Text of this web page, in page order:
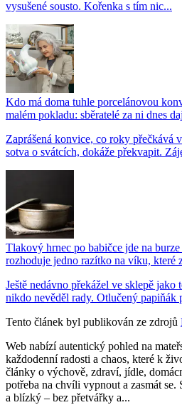
vysušené sousto. Kořenka s tím nic...
Kdo má doma tuhle porcelánovou
malém pokladu: sběratelé za ni dnes
Zaprášená konvice, co roky přečkává
sotva o svátcích, dokáže překvapit.
Tlakový hrnec po babičce jde na
rozhoduje jedno razítko na víku, které
Ještě nedávno překážel ve sklepě
nikdo nevěděl rady. Otlučený papiňák
Tento článek byl publikován ze zdrojů
Web nabízí autentický pohled na
každodenní radosti a chaos, které k
články o výchově, zdraví, jídle,
potřeba na chvíli vypnout a zasmát
a blízký – bez přetvářky a...